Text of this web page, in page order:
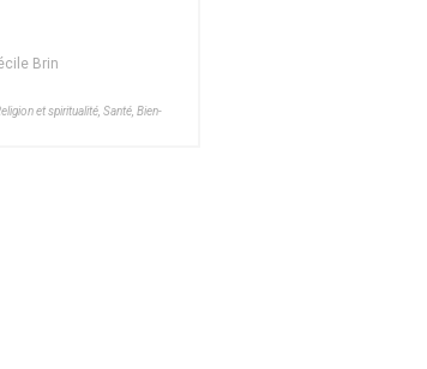
Brin
et spiritualité, Santé, Bien-